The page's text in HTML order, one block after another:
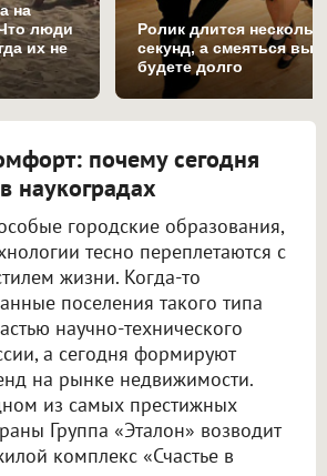
на
люди
их не
Ролик длится
секунд, а смеяться вы
будете долго
почему сегодня
наукоградах
городские образования,
тесно переплетаются с
жизни. Когда-то
поселения такого типа
научно-технического
а сегодня формируют
на рынке недвижимости.
из самых престижных
Группа «Эталон» возводит
комплекс «Счастье в